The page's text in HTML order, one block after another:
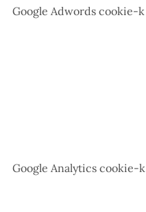
Google Adwords cookie-k
Google Analytics cookie-k